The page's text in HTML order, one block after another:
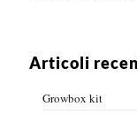
Articoli
Growbox kit